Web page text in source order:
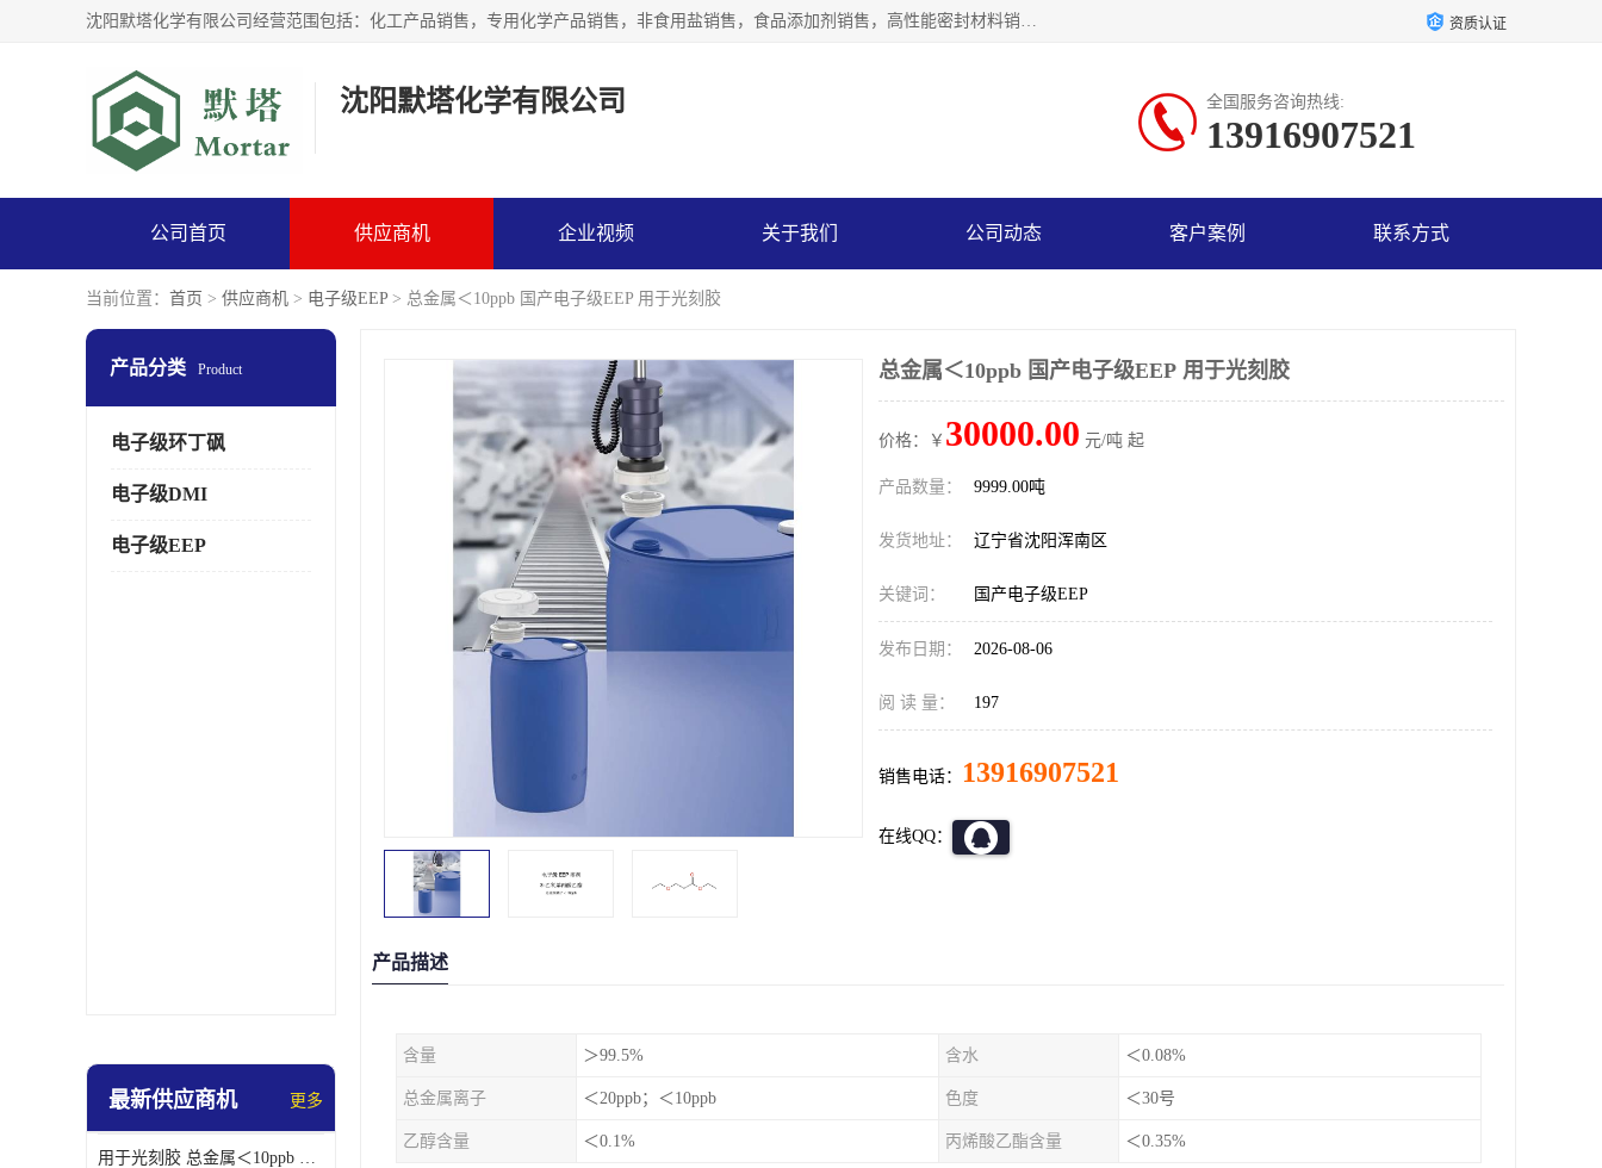
沈阳默塔化学有限公司经营范围包括：化工产品销售，专用化学产品销售，非食用盐销售，食品添加剂销售，高性能密封材料销售，涂料销售，合成材料销售，工程塑料及合成树脂销售等；主要产品有高纯电子级环丁砜，总金属离子可控制在ppb级别、纯度高、颜色浅、耐高温分解时间长，特别适合于半导体制造，硅片晶圆制造，清洗湿电子化学品，锂电池电解液，电子油墨，特种材料等高端行业；也适用于医药合成。 资质认证
沈阳默塔化学有限公司 全国服务咨询热线:
13916907521
公司首页 供应商机 企业视频 关于我们 公司动态 客户案例 联系方式
当前位置： 首页 > 供应商机 > 电子级EEP > 总金属＜10ppb 国产电子级EEP 用于光刻胶
产品分类 Product
电子级环丁砜
电子级DMI
电子级EEP
最新供应商机 更多
用于光刻胶 总金属＜10ppb 电子级EEP溶剂
总金属＜10ppb 国产电子级EEP 用于光刻胶
价格：￥ 30000.00 元/吨 起
产品数量： 9999.00吨
发货地址： 辽宁省沈阳浑南区
关键词： 国产电子级EEP
发布日期： 2026-08-06
阅 读 量： 197
销售电话： 13916907521
在线QQ：
产品描述
含量 ＞99.5% 含水 ＜0.08%
总金属离子 ＜20ppb；＜10ppb 色度 ＜30号
乙醇含量 ＜0.1% 丙烯酸乙酯含量 ＜0.35%